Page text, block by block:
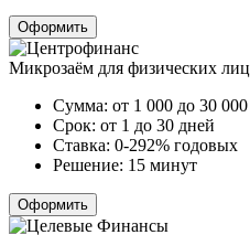
Оформить
Микрозаём для физических лиц
Сумма: от 1 000 до 30 000
Срок: от 1 до 30 дней
Ставка: 0-292% годовых
Решение: 15 минут
Оформить